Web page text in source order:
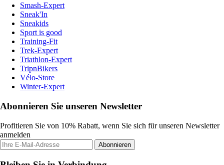
Smash-Expert
Sneak'In
Sneakids
Sport is good
Training-Fit
Trek-Expert
Triathlon-Expert
TripnBikers
Vélo-Store
Winter-Expert
Abonnieren Sie unseren Newsletter
Profitieren Sie von 10% Rabatt, wenn Sie sich für unseren Newsletter
anmelden
Abonnieren